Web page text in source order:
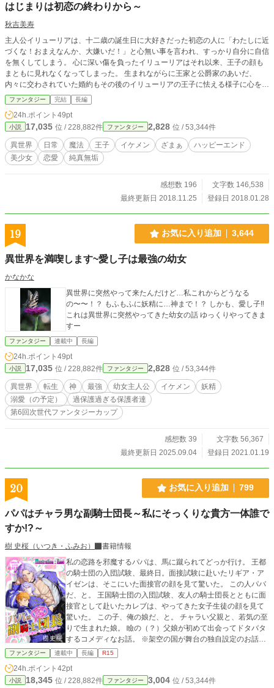
はじまりは初恋の終わりから～
秋吉美寿
主人公イリューリアは、十二歳の誕生日に大好きだった初恋の人に「わたしに近
づくな！おまえなんか、大嫌いだ！」と心無い事を言われ、すっかり自分に自信
を無くしてしまう。 心に深い傷を負ったイリューリアはそれ以来、王子の顔も
まともに見れなくなってしまった。 生まれながらに王家と公爵家のあいだ、
内々に交わされていた婚約もその後のイリューリアの王子に怯える様子に心を痛
めた王や公爵は、正式な婚約発表がなされる前に婚約をなかった事とした。 三
年後、イリューリアは、見違えるほどに美しく成長し、本人の目立ちたくないと
いう意思とは裏腹に、たちまち社交界の花として名を馳せてしまう。 そして、
自分を振ったはずの王子や王弟の将軍がイリューリアを取りあい、イリューリア
は戸惑いを隠せない。 「王子殿下は私の事が嫌いな筈なのに…」 「王弟殿下
も、私のような冴えない娘にどうして？」 三年もの間、あらゆる努力で自分を
磨いてきたにも関わらず自信を持てないイリューリアは自分の想いにすら自信を
ファンタジー 完結 長編
24h.ポイント 49pt
小説 17,035 位 / 228,882件 ファンタジー 2,828 位 / 53,344件
異世界 日常 魔法 王子 イケメン ざまぁ
ハッピーエンド
美少女
恋愛 純真無垢
感想数 196
文字数 146,538
最終更新日 2018.11.25
登録日 2018.01.28
19 お気に入り追加 3,644
異世界を満喫します~愛し子は最強の幼女
かなかな
異世界に突然やって来たんだけど…私これからどうなる
の〜〜！？ もふもふに妖精に…神まで！？ しかも、愛し子‼︎
これは異世界に突然やってきた幼女の話 ゆっくりやってきま
すー
ファンタジー 連載中 長編
24h.ポイント 49pt
小説 17,035 位 / 228,882件 ファンタジー 2,828 位 / 53,344件
異世界 転生 神 最強 幼女主人公 イケメン
妖精
溺愛（の予定）
過保護過ぎる保護者達
第6回次世代ファンタジーカップ
感想数 39
文字数 56,367
最終更新日 2025.09.04
登録日 2021.01.19
20 お気に入り追加 799
パパはチャラ男な副騎士団長～私にそっくりな貴方一体誰で
すか!?～
樹 史桜（いつき・ふみお）
書籍情報
私の恋路を邪魔するパパは、馬に蹴られてどっか行け。 王都
の騎士団の入団試験、最終日。面接試験に赴いたリギア・ア
イゼンは、そこにいた面接官の顔を見て驚いた。 この人パバ
だ、と。 王国騎士団の入団試験、友人の騎士団長とともに面
接官として赴いたカレブは、やってきた女子生徒の顔を見て
驚いた。 この子、俺の娘だ、と。 チャラい父親と、若気の至
りで生まれた娘。 瞼の（？）父娘が初めて出会ってドタバタ
するコメディなお話。 ※架空の国が舞台の独自設定のお話
で、現実世界の風習や常識を持ち込まず頭を空っぽにしてお
読みください。 ※誤字脱字指摘はよっぽど目に余る場合の
み、近況ボードまでどうぞ。 ※作者の自己満足が満載な、好
き勝手に書き散らしている不定期連載小説。 ※恋愛要素はほ
ファンタジー 連載中 長編 R15
24h.ポイント 42pt
小説 18,345 位 / 228,882件 ファンタジー 3,004 位 / 53,344件